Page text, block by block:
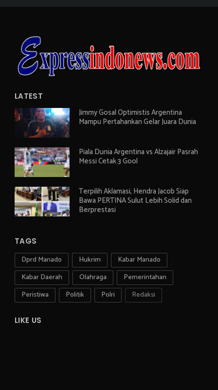
LATEST
Jimmy Gosal Optimistis Argentina
Mampu Pertahankan Gelar Juara Dunia
Piala Dunia Argentina vs Alzajair Pasrah
Messi Cetak 3 Gool
Terpilih Aklamasi, Hendra Jacob Siap
Bawa PERTINA Sulut Lebih Solid dan
Berprestasi
TAGS
Dprd Manado Hukrim
Kabar Manado
Kabar Daerah
Olahraga
Pemerintahan
Peristiwa
Politik Polri Redaksi
LIKE US